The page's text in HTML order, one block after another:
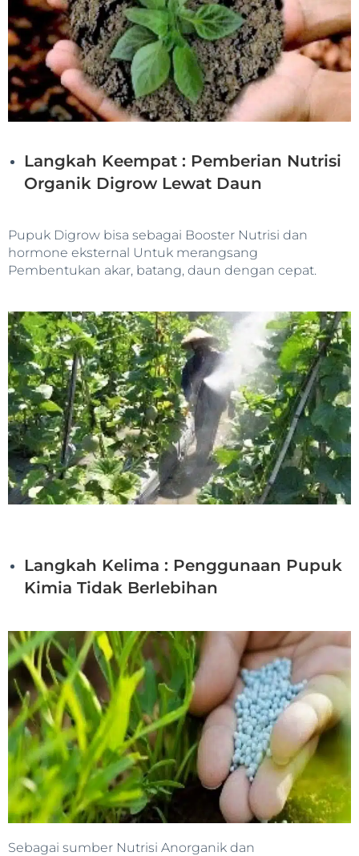
Langkah Keempat : Pemberian Nutrisi
Organik Digrow Lewat Daun
Pupuk Digrow bisa sebagai Booster Nutrisi dan
hormone eksternal Untuk merangsang
Pembentukan akar, batang, daun dengan cepat.
Langkah Kelima : Penggunaan Pupuk
Kimia Tidak Berlebihan
Sebagai sumber Nutrisi Anorganik dan